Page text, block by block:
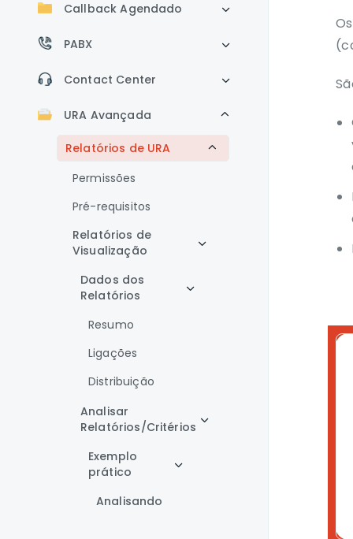
Callback Agendado
PABX
Contact Center
URA Avançada
Relatórios de URA
Permissões
Pré-requisitos
Relatórios de
Visualização
Dados dos
Relatórios
Resumo
Ligações
Distribuição
Analisar
Relatórios/Critérios
Exemplo
prático
Analisando